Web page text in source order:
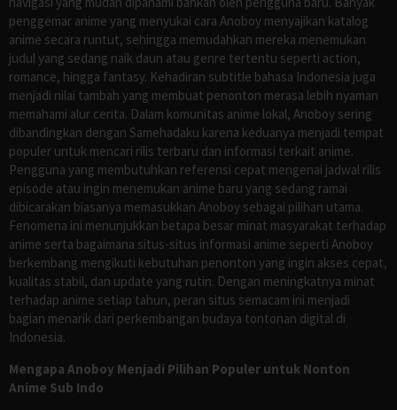
penggemar anime yang menyukai cara Anoboy menyajikan katalog
anime secara runtut, sehingga memudahkan mereka menemukan
judul yang sedang naik daun atau genre tertentu seperti action,
romance, hingga fantasy. Kehadiran subtitle bahasa Indonesia juga
menjadi nilai tambah yang membuat penonton merasa lebih nyaman
memahami alur cerita. Dalam komunitas anime lokal, Anoboy sering
dibandingkan dengan Samehadaku karena keduanya menjadi tempat
populer untuk mencari rilis terbaru dan informasi terkait anime.
Pengguna yang membutuhkan referensi cepat mengenai jadwal rilis
episode atau ingin menemukan anime baru yang sedang ramai
dibicarakan biasanya memasukkan Anoboy sebagai pilihan utama.
Fenomena ini menunjukkan betapa besar minat masyarakat terhadap
anime serta bagaimana situs-situs informasi anime seperti Anoboy
berkembang mengikuti kebutuhan penonton yang ingin akses cepat,
kualitas stabil, dan update yang rutin. Dengan meningkatnya minat
terhadap anime setiap tahun, peran situs semacam ini menjadi
bagian menarik dari perkembangan budaya tontonan digital di
Indonesia.
Mengapa Anoboy Menjadi Pilihan Populer untuk Nonton
Anime Sub Indo